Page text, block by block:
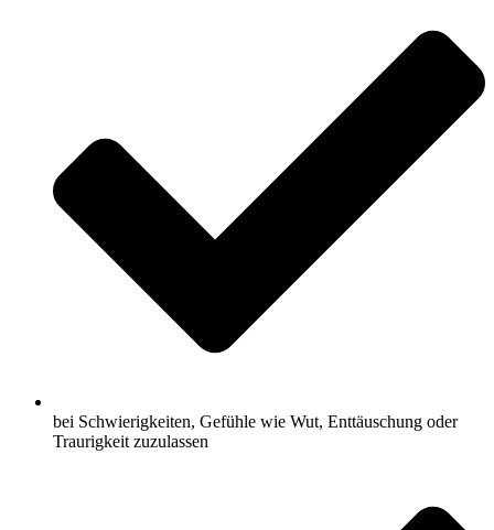
bei Schwierigkeiten, Gefühle wie Wut, Enttäuschung oder
Traurigkeit zuzulassen